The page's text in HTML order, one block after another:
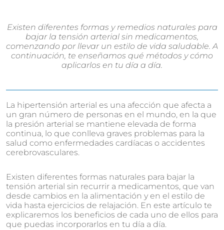
Existen diferentes formas y remedios naturales para
bajar la tensión arterial sin medicamentos,
comenzando por llevar un estilo de vida saludable. A
continuación, te enseñamos qué métodos y cómo
aplicarlos en tu día a día.
La hipertensión arterial es una afección que afecta a
un gran número de personas en el mundo, en la que
la presión arterial se mantiene elevada de forma
continua, lo que conlleva graves problemas para la
salud como enfermedades cardíacas o accidentes
cerebrovasculares.
Existen diferentes formas naturales para bajar la
tensión arterial sin recurrir a medicamentos, que van
desde cambios en la alimentación y en el estilo de
vida hasta ejercicios de relajación. En este artículo te
explicaremos los beneficios de cada uno de ellos para
que puedas incorporarlos en tu día a día.